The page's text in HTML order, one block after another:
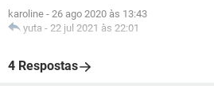
karoline - 26 ago 2020 às 13:43
yuta - 22 jul 2021 às 22:01
4 Respostas